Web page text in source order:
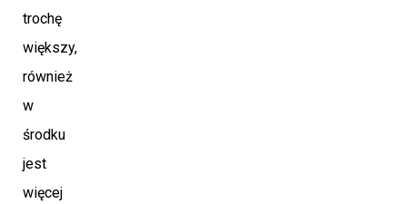
trochę
większy,
również
w
środku
jest
więcej